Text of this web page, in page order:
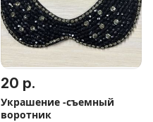
20 р.
Украшение -съемный
воротник